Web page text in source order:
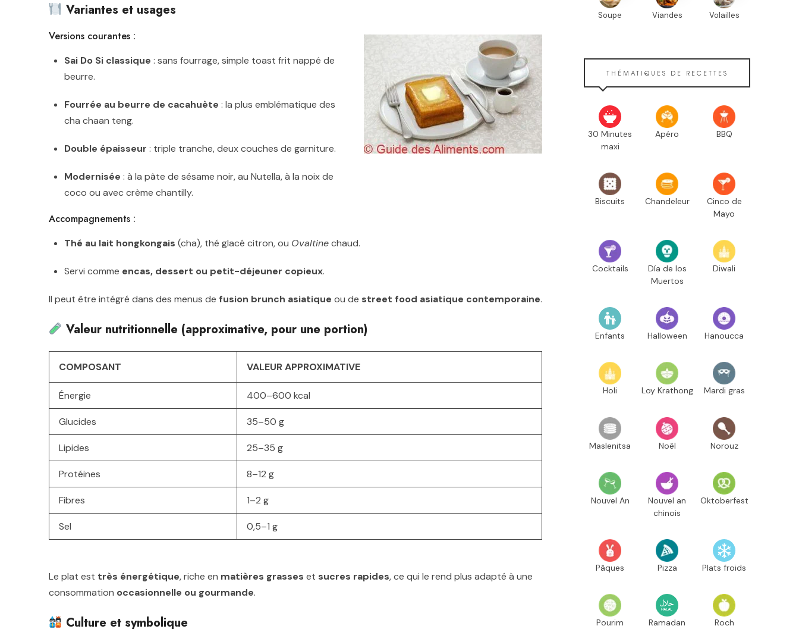
Variantes et usages
Versions courantes :
Sai Do Si classique : sans fourrage, simple toast frit nappé de
beurre.
Fourrée au beurre de cacahuète : la plus emblématique des
cha chaan teng.
Double épaisseur : triple tranche, deux couches de garniture.
Modernisée : à la pâte de sésame noir, au Nutella, à la noix de
coco ou avec crème chantilly.
Accompagnements :
Thé au lait hongkongais (cha), thé glacé citron, ou Ovaltinechaud.
Servi comme encas, dessert ou petit-déjeuner copieux.
Il peut être intégré dans des menus de fusion brunch asiatique ou de street food asiatique contemporaine.
Valeur nutritionnelle (approximative, pour une portion)
COMPOSANT VALEUR APPROXIMATIVE
Énergie 400–600 kcal
Glucides 35–50 g
Lipides 25–35 g
Protéines 8–12 g
Fibres 1–2 g
Sel 0,5–1 g
Le plat est très énergétique, riche en matières grasses et sucres rapides, ce qui le rend plus adapté à une
consommation occasionnelle ou gourmande.
Culture et symbolique
Soupe Viandes Volailles
THÉMATIQUES DE RECETTES
30 Minutes
maxi
Apéro BBQ
Biscuits Chandeleur
Cinco de
Mayo
Cocktails
Día de los
Muertos
Diwali
Enfants Halloween Hanoucca
Holi Loy Krathong Mardi gras
Maslenitsa Noël Norouz
Nouvel An
Nouvel an
chinois
Oktoberfest
Pâques Pizza Plats froids
Pourim Ramadan Roch